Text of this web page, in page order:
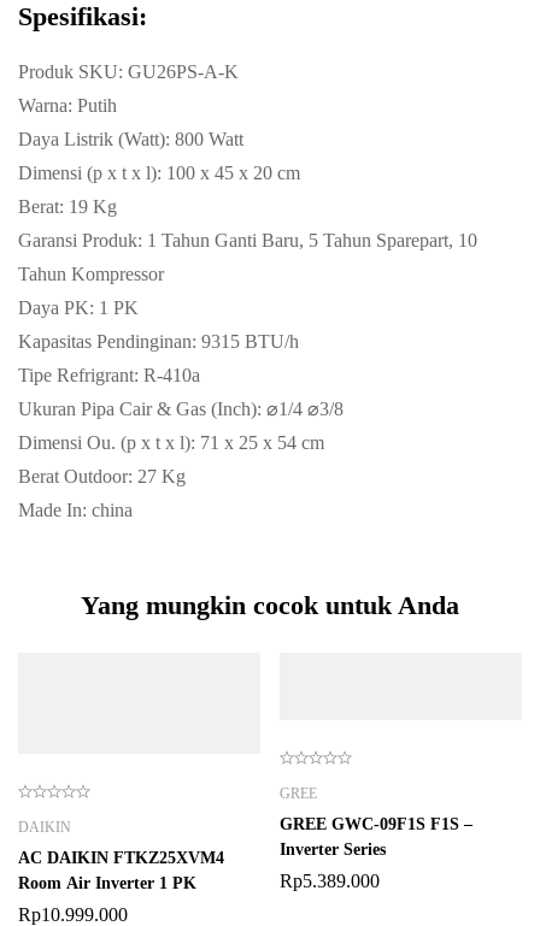
Spesifikasi:
Produk SKU: GU26PS-A-K
Warna: Putih
Daya Listrik (Watt): 800 Watt
Dimensi (p x t x l): 100 x 45 x 20 cm
Berat: 19 Kg
Garansi Produk: 1 Tahun Ganti Baru, 5 Tahun Sparepart, 10
Tahun Kompressor
Daya PK: 1 PK
Kapasitas Pendinginan: 9315 BTU/h
Tipe Refrigrant: R-410a
Ukuran Pipa Cair & Gas (Inch): ⌀1/4 ⌀3/8
Dimensi Ou. (p x t x l): 71 x 25 x 54 cm
Berat Outdoor: 27 Kg
Made In: china
Yang mungkin cocok untuk Anda
DAIKIN
AC DAIKIN FTKZ25XVM4
Room Air Inverter 1 PK
Rp10.999.000
GREE
GREE GWC-09F1S F1S –
Inverter Series
Rp5.389.000